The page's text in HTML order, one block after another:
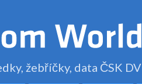
žebříčky, data ČSK DV